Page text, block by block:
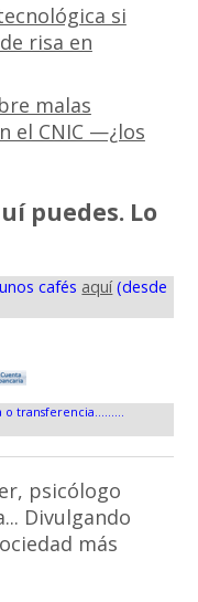
si
risa en
malas
el CNIC —¿los
puedes. Lo
cafés aquí(desde
transferencia.........
psicólogo
Divulgando
más